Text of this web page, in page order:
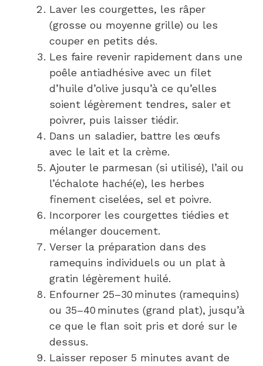
Laver les courgettes, les râper
(grosse ou moyenne grille) ou les
couper en petits dés.
Les faire revenir rapidement dans une
poêle antiadhésive avec un filet
d’huile d’olive jusqu’à ce qu’elles
soient légèrement tendres, saler et
poivrer, puis laisser tiédir.
Dans un saladier, battre les œufs
avec le lait et la crème.
Ajouter le parmesan (si utilisé), l’ail ou
l’échalote haché(e), les herbes
finement ciselées, sel et poivre.
Incorporer les courgettes tiédies et
mélanger doucement.
Verser la préparation dans des
ramequins individuels ou un plat à
gratin légèrement huilé.
Enfourner 25–30 minutes (ramequins)
ou 35–40 minutes (grand plat), jusqu’à
ce que le flan soit pris et doré sur le
dessus.
Laisser reposer 5 minutes avant de